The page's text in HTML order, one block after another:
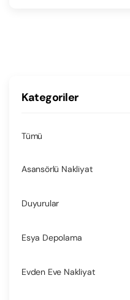
Kategoriler
Tümü
Asansörlü Nakliyat
Duyurular
Esya Depolama
Evden Eve Nakliyat